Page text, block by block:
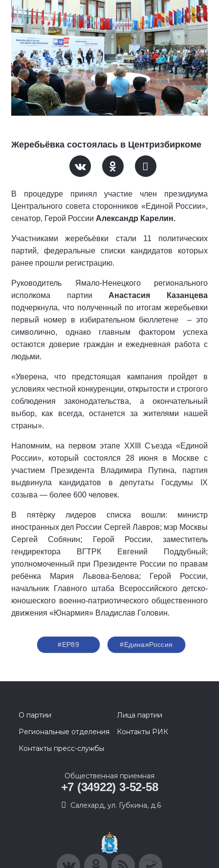
Жеребьёвка состоялась в Центризбиркоме
В процедуре принял участие член президиума
Центрального совета сторонников «Единой России»,
сенатор, Герой России Александр Карелин.
Участниками жеребьёвки стали 11 политических
партий, федеральные списки кандидатов которых
ранее прошли регистрацию.
Руководитель Ямало-Ненецкого регионального
исполкома партии Анастасия Казанцева
подчеркнула, что полученный по итогам жеребьевки
первый номер в избирательном бюллетене
– это
символично, однако главным фактором успеха
остаются доверие граждан и ежедневная работа с
людьми.
«Уверена, что предстоящая кампания пройдет в
условиях честной конкуренции, открытости и строгого
соблюдения законодательства, а окончательный
выбор, как всегда, останется за жителями нашей
страны».
Напомним, на первом этапе XXIII Съезда «Единой
России», который состоялся 28 июня в Москве с
участием Президента Владимира Путина, партия
выдвинула кандидатов в депутаты Госдумы IX
созыва — более 600 человек.
В пятёрку лидеров списка вошли: министр
иностранных дел России Сергей Лавров; мэр Москвы
Сергей Собянин; Герой России, заместитель
гендиректора ВГТРК Евгений Поддубный;
уполномоченный при Президенте России по правам
ребёнка Мария Львова-Белова; Герой России,
начальник Главного штаба Всероссийского детско-
юношеского военно-патриотического общественного
движения «Юнармия» Владислав Головин.
#ЕР89 #‎ЕдинаяРоссия
О партии
Лица партии
Региональные отделения
Контакты РИК
Контакты пресс-службы
Общественная приемная
+7 (34922) 3-52-58
Салехард, ул. Губкина, д.6